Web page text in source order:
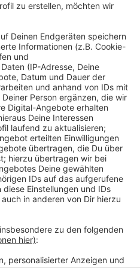
ersten sechs Monaten
Viersen lag der Warenwert
Damit blieben die Zahlen
es insgesamt gut 300
Gewerbes.